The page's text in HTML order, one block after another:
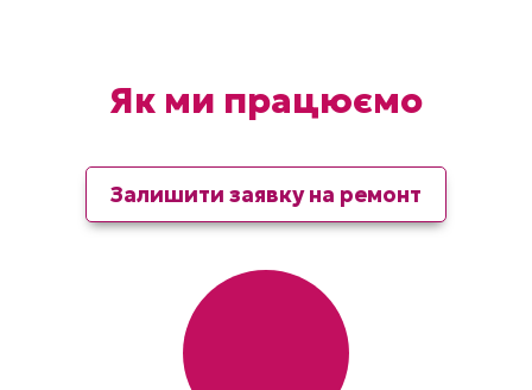
Як ми працюємо
Залишити заявку на ремонт